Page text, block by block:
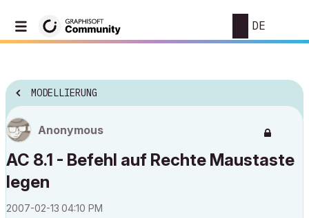
DE
MODELLIERUNG
Anonymous
AC 8.1 - Befehl auf Rechte Maustaste
legen
‎2007-02-13 04:10 PM